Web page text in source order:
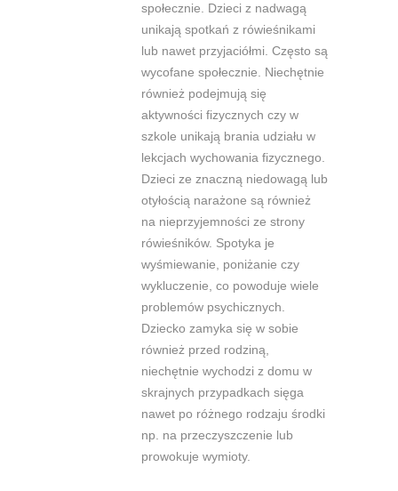
społecznie. Dzieci z nadwagą
unikają spotkań z rówieśnikami
lub nawet przyjaciółmi. Często są
wycofane społecznie. Niechętnie
również podejmują się
aktywności fizycznych czy w
szkole unikają brania udziału w
lekcjach wychowania fizycznego.
Dzieci ze znaczną niedowagą lub
otyłością narażone są również
na nieprzyjemności ze strony
rówieśników. Spotyka je
wyśmiewanie, poniżanie czy
wykluczenie, co powoduje wiele
problemów psychicznych.
Dziecko zamyka się w sobie
również przed rodziną,
niechętnie wychodzi z domu w
skrajnych przypadkach sięga
nawet po różnego rodzaju środki
np. na przeczyszczenie lub
prowokuje wymioty.